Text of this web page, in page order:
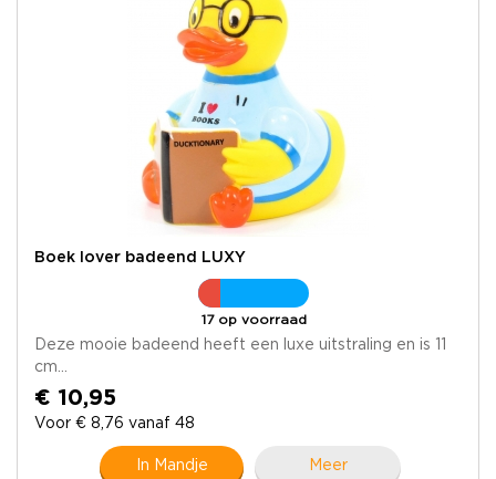
Boek lover badeend LUXY
17 op voorraad
Deze mooie badeend heeft een luxe uitstraling en is 11
cm...
€ 10,95
Voor € 8,76 vanaf 48
In Mandje Meer